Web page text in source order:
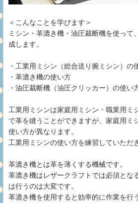
＜こんなことを学びます＞
ミシン・革漉き機・油圧裁断機を使って
成します。
・工業用ミシン（総合送り腕ミシン）の
・革漉き機の使い方
・油圧裁断機（油圧クリッカー）の使い
工業用ミシンは家庭用ミシン・職業用ミ
で革を縫うことができますが、家庭用ミ
使い方が異なります。
工業用ミシンの使い方を練習していただ
革漉き機とは革を薄くする機械です。
革漉き機はレザークラフトでは必須とな
は行うのは大変です。
革漉き機を使用すると効率的に作業を行